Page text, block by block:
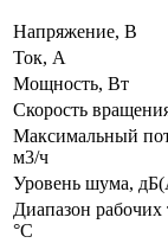
Напряжение, В
Ток, А
Мощность, Вт
Скорость
Максимальный
м3/ч
Уровень шума,
Диапазон рабочих
°C